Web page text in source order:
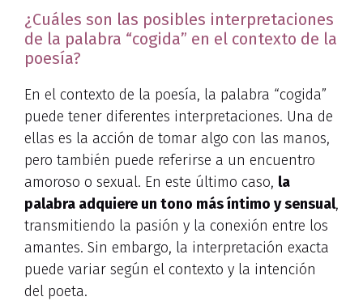
¿Cuáles son las posibles interpretaciones
de la palabra “cogida” en el contexto de la
poesía?
En el contexto de la poesía, la palabra “cogida”
puede tener diferentes interpretaciones. Una de
ellas es la acción de tomar algo con las manos,
pero también puede referirse a un encuentro
amoroso o sexual. En este último caso, la
palabra adquiere un tono más íntimo y sensual,
transmitiendo la pasión y la conexión entre los
amantes. Sin embargo, la interpretación exacta
puede variar según el contexto y la intención
del poeta.